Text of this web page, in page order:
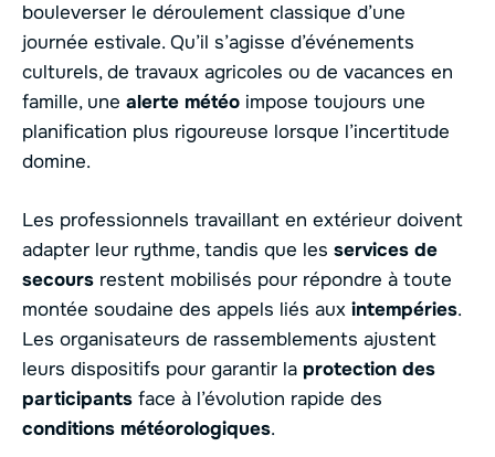
bouleverser le déroulement classique d’une
journée estivale. Qu’il s’agisse d’événements
culturels, de travaux agricoles ou de vacances en
famille, une alerte météo impose toujours une
planification plus rigoureuse lorsque l’incertitude
domine.
Les professionnels travaillant en extérieur doivent
adapter leur rythme, tandis que les services de
secours restent mobilisés pour répondre à toute
montée soudaine des appels liés aux intempéries.
Les organisateurs de rassemblements ajustent
leurs dispositifs pour garantir la protection des
participants face à l’évolution rapide des
conditions météorologiques.